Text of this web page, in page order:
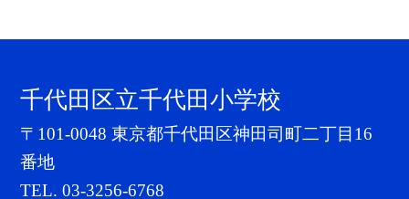
千代田区立千代田小学校
〒101-0048 東京都千代田区神田司町二丁目16
番地
TEL.03-3256-6768